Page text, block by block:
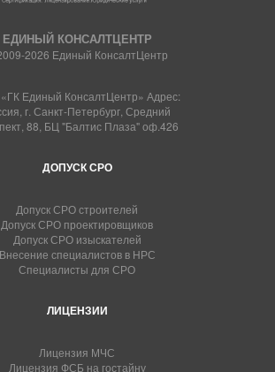
ЕДИНЫЙ КОНСАЛТЦЕНТР
2026 Единый КонсалтЦентр
Единый КонсалтЦентр» Адрес:
г. Санкт-Петербург, Средний
88, БЦ "Балтис Плаза" оф.426
ДОПУСК СРО
Допуск СРО строителей
Допуск СРО проектировщиков
Допуск СРО изыскателей
Внесение специалистов в НРС
Специалисты для СРО
ЛИЦЕНЗИИ
Лицензия МЧС
Лицензия ФСБ на гостайну